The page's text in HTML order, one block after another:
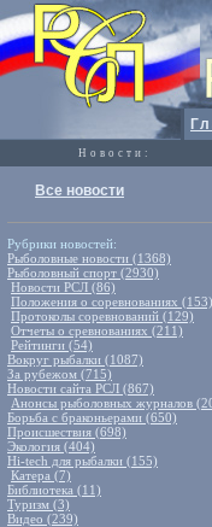
Новости:
Все новости
Рубрики новостей:
Рыболовные новости (1368)
Рыболовный спорт (2930)
Новости РСЛ (86)
Положения о соревнованиях (153)
Протоколы соревнований (129)
Отчеты о сревнованиях (211)
Рейтинги (54)
Вокруг рыбалки (1087)
За рубежом (715)
Новости сайта РСЛ (867)
Анонсы рыболовных журналов
Борьба с браконьерами (650)
Происшествия (698)
Экология (404)
Hi-tech для рыбалки (155)
Катера (7)
Библиотека (11)
Туризм (3)
Видео (239)